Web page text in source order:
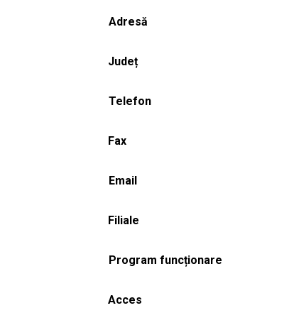
Adresă
Județ
Telefon
Fax
Email
Filiale
Program funcționare
Acces